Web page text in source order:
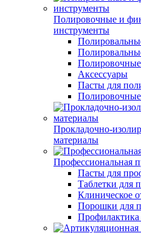
Полировочные и
инструменты
Аксессуары
Пасты для
Прокладочно-
материалы
Профессиональная
Пасты для
Таблетки для
Клиническое
Порошки для
Профилактика